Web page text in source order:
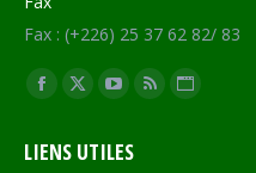
Fax : (+226) 25 37 62 82/ 83
Trouvez nous sur :
Facebook
opens
X
opens
YouTube
opens
RSS Site
LIENS UTILES